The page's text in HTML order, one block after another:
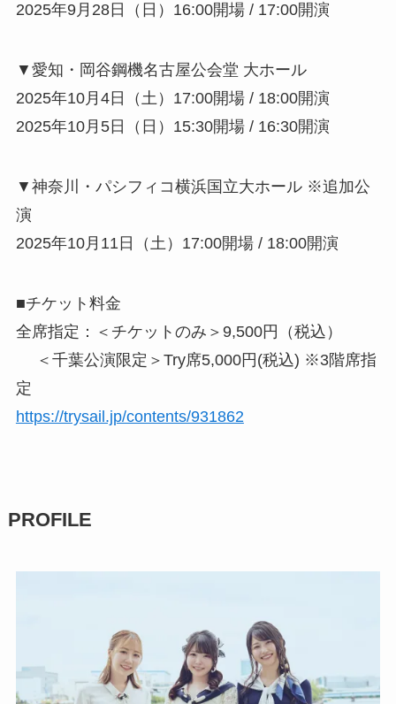
2025年9月28日（日）16:00開場 / 17:00開演
▼愛知・岡谷鋼機名古屋公会堂 大ホール
2025年10月4日（土）17:00開場 / 18:00開演
2025年10月5日（日）15:30開場 / 16:30開演
▼神奈川・パシフィコ横浜国立大ホール ※追加公
演
2025年10月11日（土）17:00開場 / 18:00開演
■チケット料金
全席指定：＜チケットのみ＞9,500円（税込）
＜千葉公演限定＞Try席5,000円(税込) ※3階席指
定
https://trysail.jp/contents/931862
PROFILE